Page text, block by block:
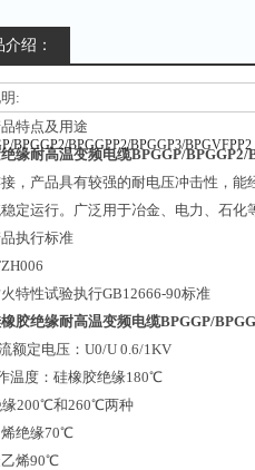
介绍：
:
特点及用途
缘耐高温变频电缆BPGGP/BPGGP2/
，产品具有较强的耐电压冲击性，能
定运行。广泛用于冶金、电力、石化
执行标准
特性试验执行GB12666-90标准
胶绝缘耐高温变频电缆BPGGP/
额定电压：U0/U 0.6/1KV
温度：硅橡胶绝缘180℃
缘200℃和260℃两种
绝缘70℃
烯90℃